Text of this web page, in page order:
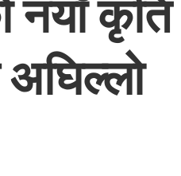
अघिल्लो